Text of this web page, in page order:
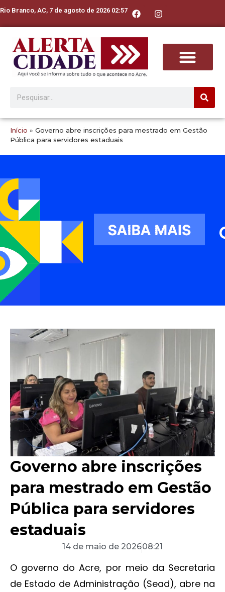
Rio Branco, AC, 7 de agosto de 2026 02:57
Início » Governo abre inscrições para mestrado em Gestão
Pública para servidores estaduais
Governo abre inscrições
para mestrado em Gestão
Pública para servidores
estaduais
14 de maio de 202608:21
O governo do Acre, por meio da Secretaria
de Estado de Administração (Sead), abre na